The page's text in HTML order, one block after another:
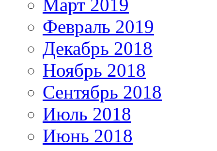
Март 2019
Февраль 2019
Декабрь 2018
Ноябрь 2018
Сентябрь 2018
Июль 2018
Июнь 2018